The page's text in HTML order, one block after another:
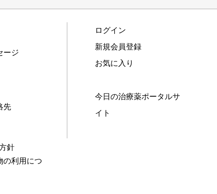
ージ
先
針
の利用につ
ログイン
新規会員登録
お気に入り
今日の治療薬ポータルサ
イト